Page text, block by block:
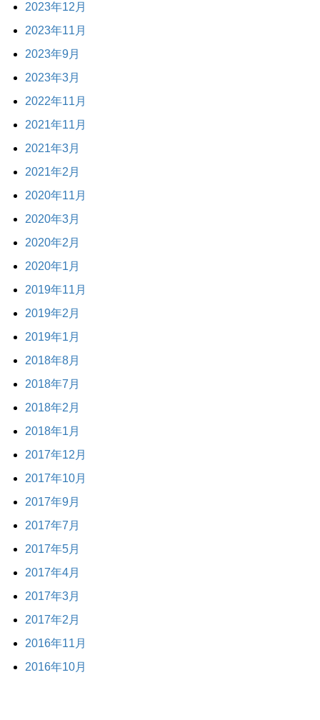
2023年12月
2023年11月
2023年9月
2023年3月
2022年11月
2021年11月
2021年3月
2021年2月
2020年11月
2020年3月
2020年2月
2020年1月
2019年11月
2019年2月
2019年1月
2018年8月
2018年7月
2018年2月
2018年1月
2017年12月
2017年10月
2017年9月
2017年7月
2017年5月
2017年4月
2017年3月
2017年2月
2016年11月
2016年10月